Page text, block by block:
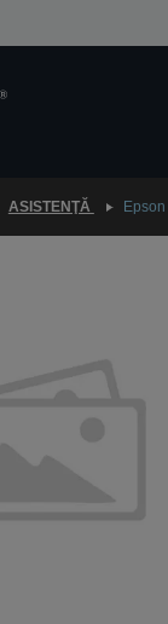
ASISTENŢĂ